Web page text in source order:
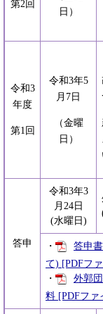
第2回
日）
令和3
年度
第1回
令和3年5
月7日
（金曜
日）
答申
令和3年3
月24日
(水曜日)
・
答申
て) [PDFフ
・
外郭
料 [PDFファ